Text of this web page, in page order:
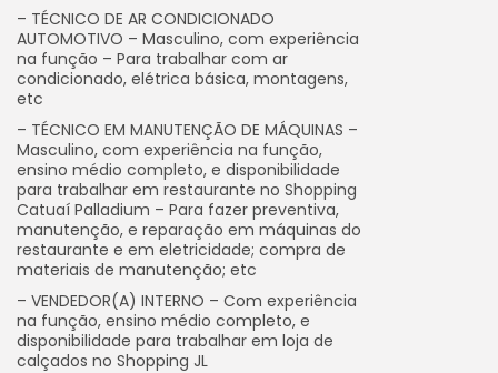
– TÉCNICO DE AR CONDICIONADO
AUTOMOTIVO – Masculino, com experiência
na função – Para trabalhar com ar
condicionado, elétrica básica, montagens,
etc
– TÉCNICO EM MANUTENÇÃO DE MÁQUINAS –
Masculino, com experiência na função,
ensino médio completo, e disponibilidade
para trabalhar em restaurante no Shopping
Catuaí Palladium – Para fazer preventiva,
manutenção, e reparação em máquinas do
restaurante e em eletricidade; compra de
materiais de manutenção; etc
– VENDEDOR(A) INTERNO – Com experiência
na função, ensino médio completo, e
disponibilidade para trabalhar em loja de
calçados no Shopping JL